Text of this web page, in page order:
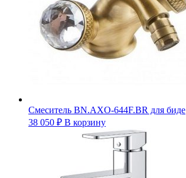
Смеситель BN.AXO-644F.BR для биде
38 050 ₽ В корзину